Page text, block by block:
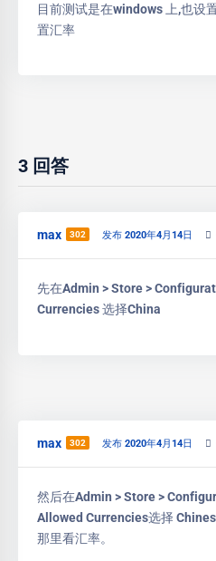
目前测试是在windows 上,也设
置汇率
3 回答
max 302 发布 2020年4月14日
先在Admin > Store >
Currencies 选择China
max 302 发布 2020年4月14日
然后在Admin > Store >
Allowed Currencies选择
那里看汇率。